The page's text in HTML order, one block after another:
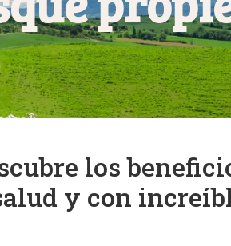
los
y con